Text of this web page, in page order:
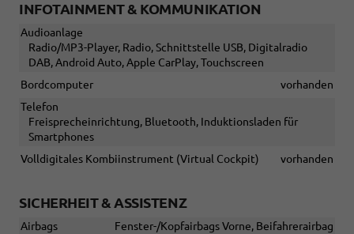
INFOTAINMENT & KOMMUNIKATION
Audioanlage
Radio/MP3-Player, Radio, Schnittstelle USB, Digitalradio
DAB, Android Auto, Apple CarPlay, Touchscreen
Bordcomputer
vorhanden
Telefon
Freisprecheinrichtung, Bluetooth, Induktionsladen für
Smartphones
Volldigitales Kombiinstrument (Virtual Cockpit)
vorhanden
SICHERHEIT & ASSISTENZ
Airbags
Fenster-/Kopfairbags Vorne, Beifahrerairbag